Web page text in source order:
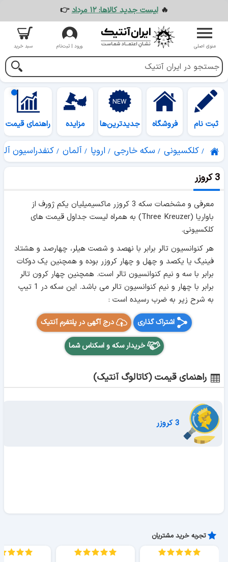
🔥لیست جدید کالاها: ۱۲ مرداد 👉
منوی اصلی ورود | ثبت‌نام سبد خرید
ثبت نام فروشگاه جدیدترین‌ها مزایده راهنمای قیمت
کلکسیونی سکه خارجی اروپا آلمان کنفدراسیون
3 کروزر
معرفی و مشخصات سکه 3 کروزر ماکسیمیلیان یکم ژورف از
باواریا (Three Kreuzer) به همراه لیست جداول قیمت های
کلکسیونی.
هر کنوانسیون تالر برابر با نهصد و شصت هیلر، چهارصد و هشتاد
فینیگ یا یکصد و چهل و چهار کروزر بوده و همچنین یک دوکات
برابر با سه و نیم کنوانسیون تالر است. همچنین چهار کرون تالر
برابر با چهار و نیم کنوانسیون تالر می باشد. این سکه در 1 تیپ
به شرح زیر به ضرب رسیده است :
اشتراک گذاری درج آگهی در پلتفرم آنتیک
خریدار سکه و اسکناس شما
راهنمای قیمت (کاتالوگ آنتیک)
3 کروزر
تجربه خرید مشتریان